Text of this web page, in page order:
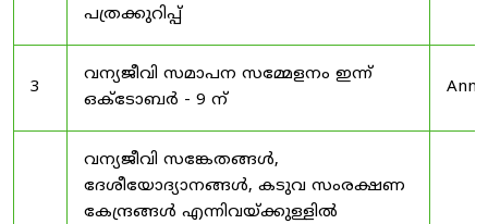
പത്രക്കുറിപ്പ്
3
വന്യജീവി സമാപന സമ്മേളനം ഇന്ന്
ഒക്ടോബർ - 9 ന്
വന്യജീവി സങ്കേതങ്ങൾ,
ദേശീയോദ്യാനങ്ങൾ, കടുവ സംരക്ഷണ
കേന്ദ്രങ്ങൾ എന്നിവയ്ക്കുള്ളിൽ